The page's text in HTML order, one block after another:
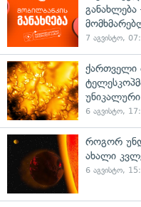
7 აგვისტო,
ქართველი
6 აგვისტო,
როგორ
ახალი
6 აგვისტო,